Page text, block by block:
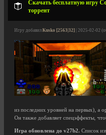
Скачать бесплатную игру
торрент
Игру добавил Kusko [2563|32] | 2025-02-02
из последних уровней на первых), а
Он также добавляет спецэффекты,
Игра обновлена до v27b2. Список